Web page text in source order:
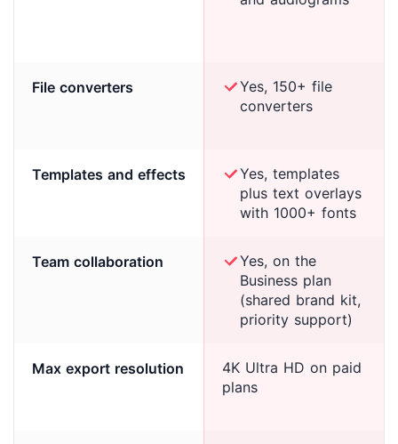
File converters
Yes, 150+ file
converters
Templates and effects
Yes, templates
plus text overlays
with 1000+ fonts
Team collaboration
Yes, on the
Business plan
(shared brand kit,
priority support)
Max export resolution
4K Ultra HD on paid
plans